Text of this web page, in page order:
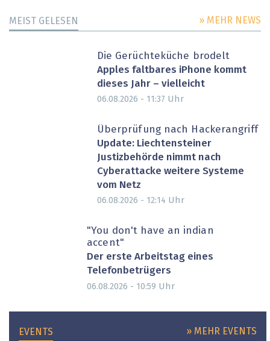
MEIST GELESEN » MEHR NEWS
Die Gerüchteküche brodelt
Apples faltbares iPhone kommt
dieses Jahr – vielleicht
06.08.2026 - 11:37 Uhr
Überprüfung nach Hackerangriff
Update: Liechtensteiner
Justizbehörde nimmt nach
Cyberattacke weitere Systeme
vom Netz
06.08.2026 - 12:14 Uhr
"You don't have an indian
accent"
Der erste Arbeitstag eines
Telefonbetrügers
06.08.2026 - 10:59 Uhr
EVENTS » MEHR EVENTS